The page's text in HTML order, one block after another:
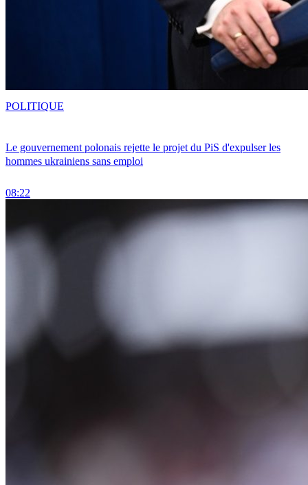
Le gouvernement polonais rejette le projet du PiS d'expulser les
hommes ukrainiens sans emploi
08:22
POLITIQUE